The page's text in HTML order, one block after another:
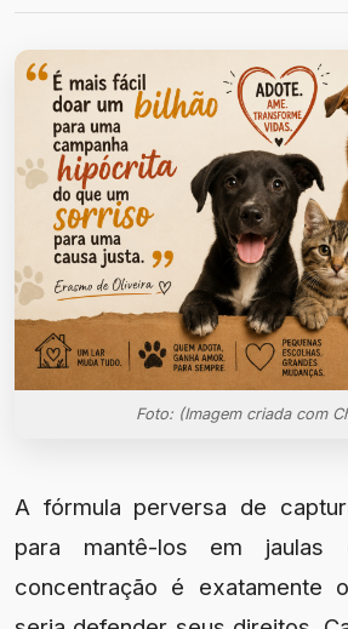
Foto: (Imagem criada com
A fórmula perversa de
para mantê-los em jaulas
concentração é exatamente